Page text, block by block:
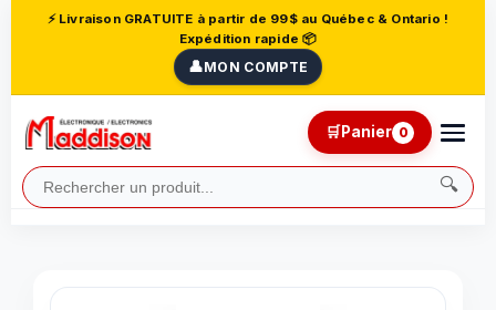
⚡ Livraison GRATUITE à partir de 99$ au Québec & Ontario !
Expédition rapide 📦
👤MON COMPTE
🔍
🛒Panier 0